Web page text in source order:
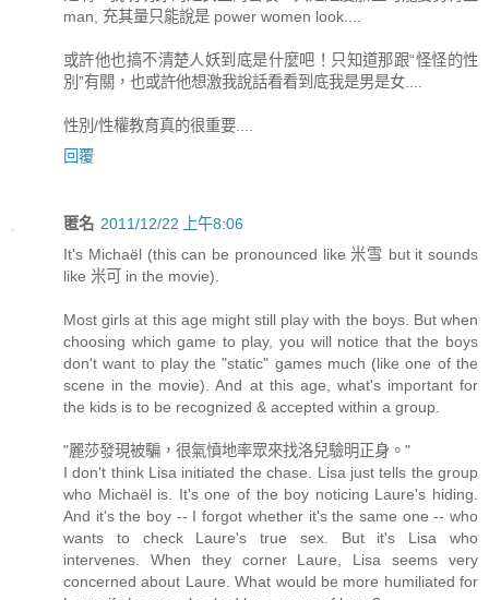
man, 充其量只能說是 power women look....
或許他也搞不清楚人妖到底是什麼吧！只知道那跟“怪怪的性
別”有關，也或許他想激我說話看看到底我是男是女....
性別/性權教育真的很重要....
回覆
匿名 2011/12/22 上午8:06
It's Michaël (this can be pronounced like 米雪 but it sounds
like 米可 in the movie).
Most girls at this age might still play with the boys. But when
choosing which game to play, you will notice that the boys
don't want to play the "static" games much (like one of the
scene in the movie). And at this age, what's important for
the kids is to be recognized & accepted within a group.
"麗莎發現被騙，很氣憤地率眾來找洛兒驗明正身。"
I don't think Lisa initiated the chase. Lisa just tells the group
who Michaël is. It's one of the boy noticing Laure's hiding.
And it's the boy -- I forgot whether it's the same one -- who
wants to check Laure's true sex. But it's Lisa who
intervenes. When they corner Laure, Lisa seems very
concerned about Laure. What would be more humiliated for